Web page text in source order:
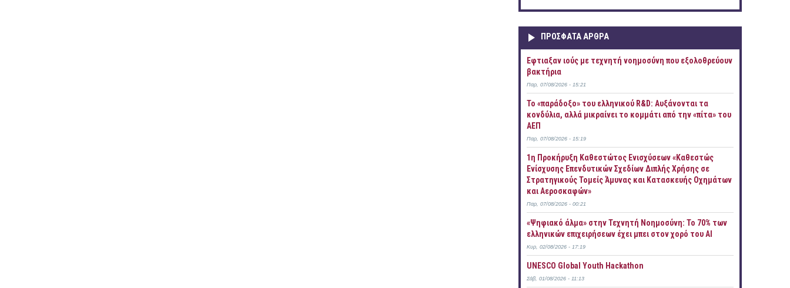
ΠΡOΣΦΑΤΑ AΡΘΡΑ
Έφτιαξαν ιούς με τεχνητή νοημοσύνη που εξολοθρεύουν
βακτήρια
Παρ, 07/08/2026 - 15:21
Το «παράδοξο» του ελληνικού R&D: Αυξάνονται τα
κονδύλια, αλλά μικραίνει το κομμάτι από την «πίτα» του
ΑΕΠ
Παρ, 07/08/2026 - 15:19
1η Προκήρυξη Καθεστώτος Ενισχύσεων «Καθεστώς
Ενίσχυσης Επενδυτικών Σχεδίων Διπλής Χρήσης σε
Στρατηγικούς Τομείς Άμυνας και Κατασκευής Οχημάτων
και Αεροσκαφών»
Παρ, 07/08/2026 - 00:21
«Ψηφιακό άλμα» στην Τεχνητή Νοημοσύνη: Το 70% των
ελληνικών επιχειρήσεων έχει μπει στον χορό του AI
Κυρ, 02/08/2026 - 17:19
UNESCO Global Youth Hackathon
Σάβ, 01/08/2026 - 11:13